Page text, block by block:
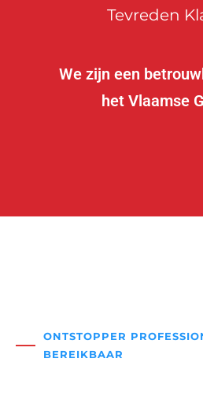
Tevreden
We zijn een
het Vlaamse
ONTSTOPPER
BEREIKBAAR